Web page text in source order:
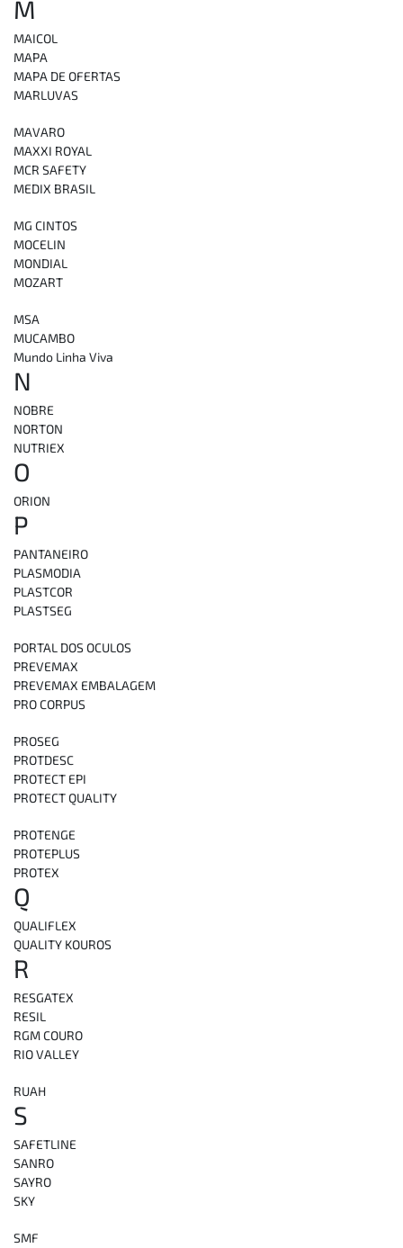
M
MAICOL
MAPA
MAPA DE OFERTAS
MARLUVAS
MAVARO
MAXXI ROYAL
MCR SAFETY
MEDIX BRASIL
MG CINTOS
MOCELIN
MONDIAL
MOZART
MSA
MUCAMBO
Mundo Linha Viva
N
NOBRE
NORTON
NUTRIEX
O
ORION
P
PANTANEIRO
PLASMODIA
PLASTCOR
PLASTSEG
PORTAL DOS OCULOS
PREVEMAX
PREVEMAX EMBALAGEM
PRO CORPUS
PROSEG
PROTDESC
PROTECT EPI
PROTECT QUALITY
PROTENGE
PROTEPLUS
PROTEX
Q
QUALIFLEX
QUALITY KOUROS
R
RESGATEX
RESIL
RGM COURO
RIO VALLEY
RUAH
S
SAFETLINE
SANRO
SAYRO
SKY
SMF